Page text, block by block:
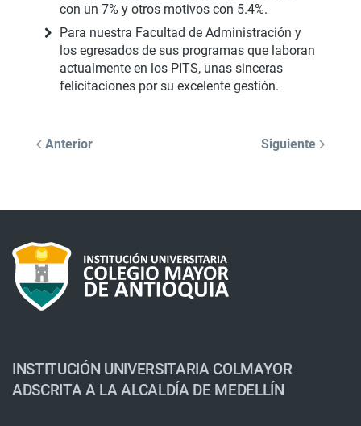
con un 7% y otros motivos con 5.4%.
Para nuestra Facultad de Administración y
los egresados de sus programas que laboran
actualmente en los PITS, unas sinceras
felicitaciones por su excelente gestión.
Anterior Siguiente
INSTITUCIÓN UNIVERSITARIA COLMAYOR
ADSCRITA A LA ALCALDÍA DE MEDELLÍN